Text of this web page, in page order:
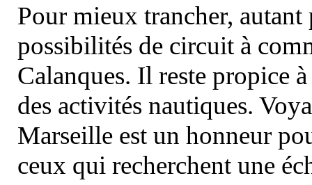
Pour mieux trancher, autant
possibilités de circuit à
Calanques. Il reste propice
des activités nautiques.
Marseille est un honneur
ceux qui recherchent une